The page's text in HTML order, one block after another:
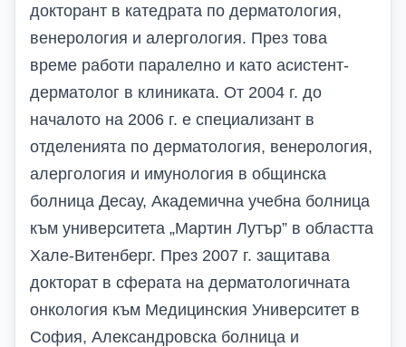
докторант в катедрата по дерматология,
венерология и алергология. През това
време работи паралелно и като асистент-
дерматолог в клиниката. От 2004 г. до
началото на 2006 г. е специализант в
отделенията по дерматология, венерология,
алергология и имунология в общинска
болница Десау, Академична учебна болница
към университета „Мартин Лутър” в областта
Хале-Витенберг. През 2007 г. защитава
докторат в сферата на дерматологичната
онкология към Медицинския Университет в
София, Александровска болница и